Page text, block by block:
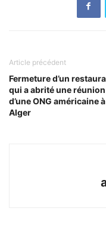
Article précédent
Fermeture d’un
qui a abrité une réunion
d’une ONG américaine à
Alger